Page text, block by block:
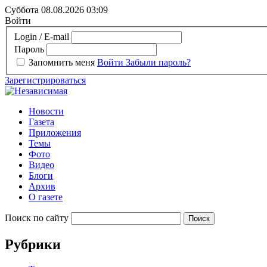
Суббота 08.08.2026 03:09
Войти
Login / E-mail
Пароль
Запомнить меня Войти Забыли пароль?
Зарегистрироваться
Новости
Газета
Приложения
Темы
Фото
Видео
Блоги
Архив
О газете
Поиск по сайту
Рубрики